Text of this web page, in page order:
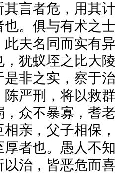
言者危，用其
也。俱与有术之
此夫名同而实有
，犹蚁垤之比大
非之实，察于
陈严刑，将以救
众不暴寡，耆
亲，父子相保
厚者也。愚人不
以治，皆恶危而